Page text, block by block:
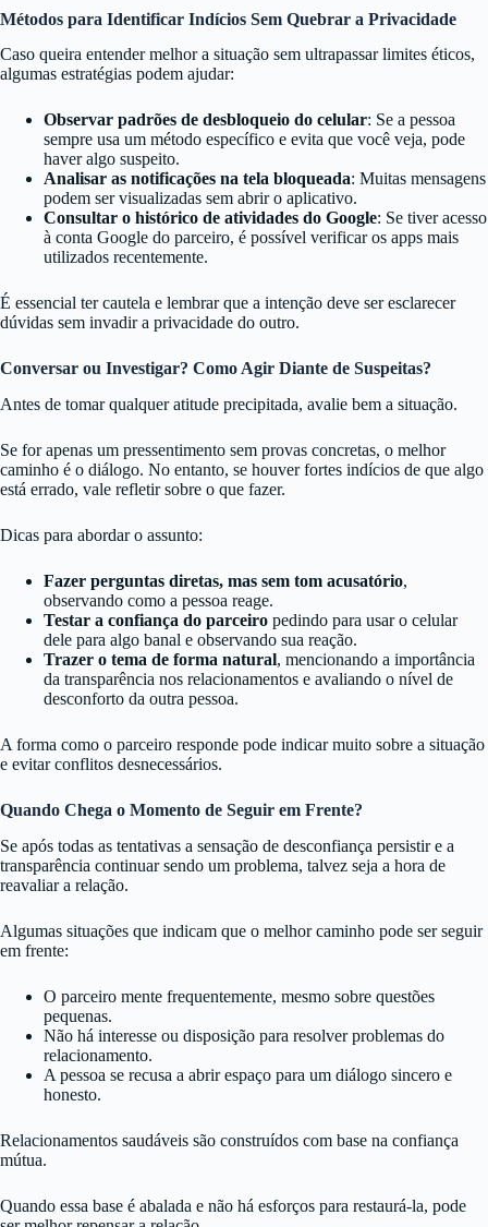
Métodos para Identificar Indícios Sem Quebrar a Privacidade
Caso queira entender melhor a situação sem ultrapassar limites éticos,
algumas estratégias podem ajudar:
Observar padrões de desbloqueio do celular: Se a pessoa
sempre usa um método específico e evita que você veja, pode
haver algo suspeito.
Analisar as notificações na tela bloqueada: Muitas mensagens
podem ser visualizadas sem abrir o aplicativo.
Consultar o histórico de atividades do Google: Se tiver acesso
à conta Google do parceiro, é possível verificar os apps mais
utilizados recentemente.
É essencial ter cautela e lembrar que a intenção deve ser esclarecer
dúvidas sem invadir a privacidade do outro.
Conversar ou Investigar? Como Agir Diante de Suspeitas?
Antes de tomar qualquer atitude precipitada, avalie bem a situação.
Se for apenas um pressentimento sem provas concretas, o melhor
caminho é o diálogo. No entanto, se houver fortes indícios de que algo
está errado, vale refletir sobre o que fazer.
Dicas para abordar o assunto:
Fazer perguntas diretas, mas sem tom acusatório,
observando como a pessoa reage.
Testar a confiança do parceiro pedindo para usar o celular
dele para algo banal e observando sua reação.
Trazer o tema de forma natural, mencionando a importância
da transparência nos relacionamentos e avaliando o nível de
desconforto da outra pessoa.
A forma como o parceiro responde pode indicar muito sobre a situação
e evitar conflitos desnecessários.
Quando Chega o Momento de Seguir em Frente?
Se após todas as tentativas a sensação de desconfiança persistir e a
transparência continuar sendo um problema, talvez seja a hora de
reavaliar a relação.
Algumas situações que indicam que o melhor caminho pode ser seguir
em frente:
O parceiro mente frequentemente, mesmo sobre questões
pequenas.
Não há interesse ou disposição para resolver problemas do
relacionamento.
A pessoa se recusa a abrir espaço para um diálogo sincero e
honesto.
Relacionamentos saudáveis são construídos com base na confiança
mútua.
Quando essa base é abalada e não há esforços para restaurá-la, pode